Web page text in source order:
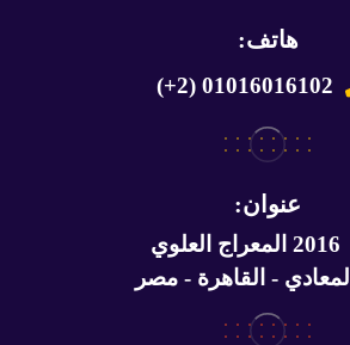
هاتف:
(+2) 01016016102
عنوان:
2016 المعراج العلوي
المعادي - القاهرة - مصر